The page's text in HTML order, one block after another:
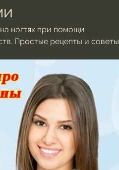
ногтях при помощи
Простые рецепты и советы